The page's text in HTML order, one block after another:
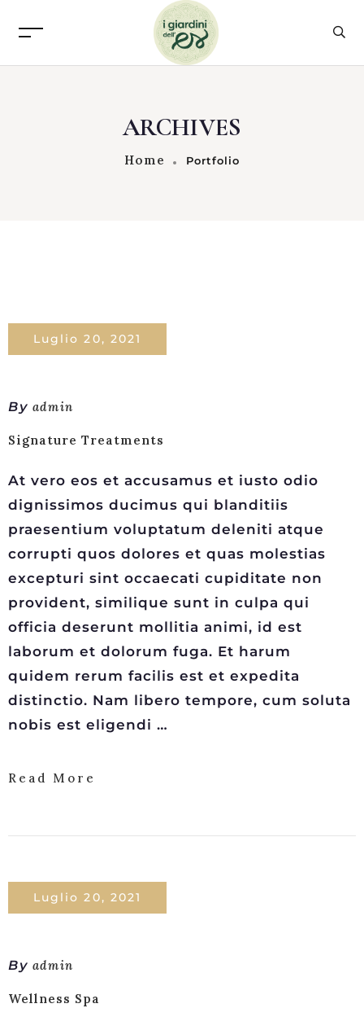
ARCHIVES
Home Portfolio
Luglio 20, 2021
By admin
Signature Treatments
At vero eos et accusamus et iusto odio
dignissimos ducimus qui blanditiis
praesentium voluptatum deleniti atque
corrupti quos dolores et quas molestias
excepturi sint occaecati cupiditate non
provident, similique sunt in culpa qui
officia deserunt mollitia animi, id est
laborum et dolorum fuga. Et harum
quidem rerum facilis est et expedita
distinctio. Nam libero tempore, cum soluta
nobis est eligendi …
Read More
Luglio 20, 2021
By admin
Wellness Spa